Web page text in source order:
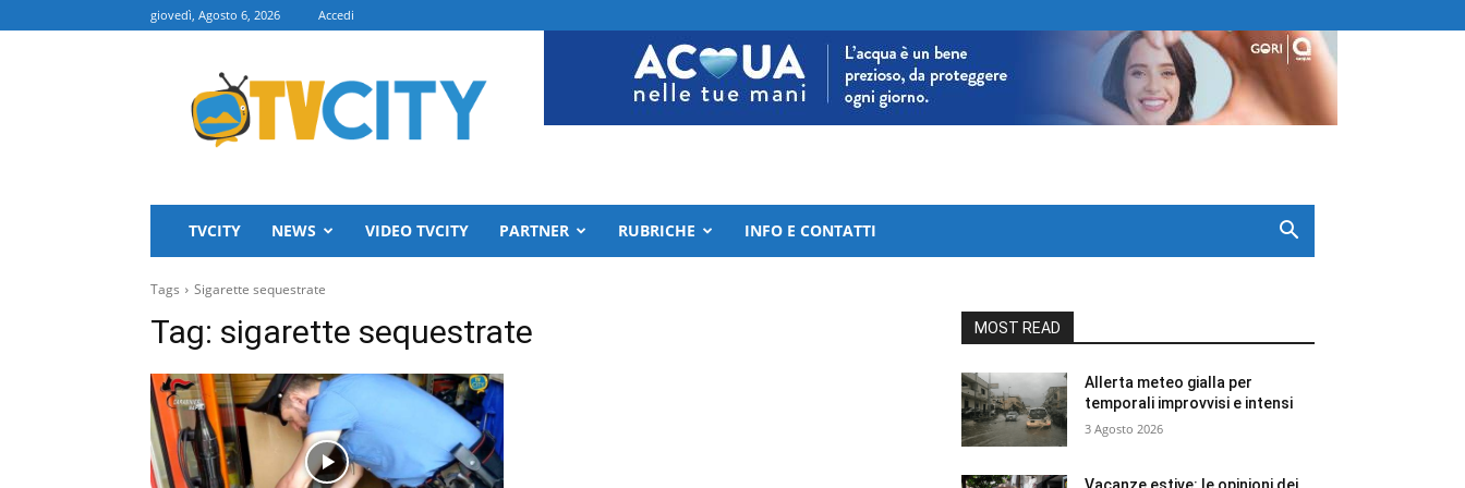
giovedì, Agosto 6, 2026 Accedi
TVCITY
TVCITY NEWS VIDEO TVCITY PARTNER RUBRICHE INFO E CONTATTI
Tags Sigarette sequestrate
Tag: sigarette sequestrate MOST READ
Allerta meteo gialla per
temporali improvvisi e intensi
3 Agosto 2026